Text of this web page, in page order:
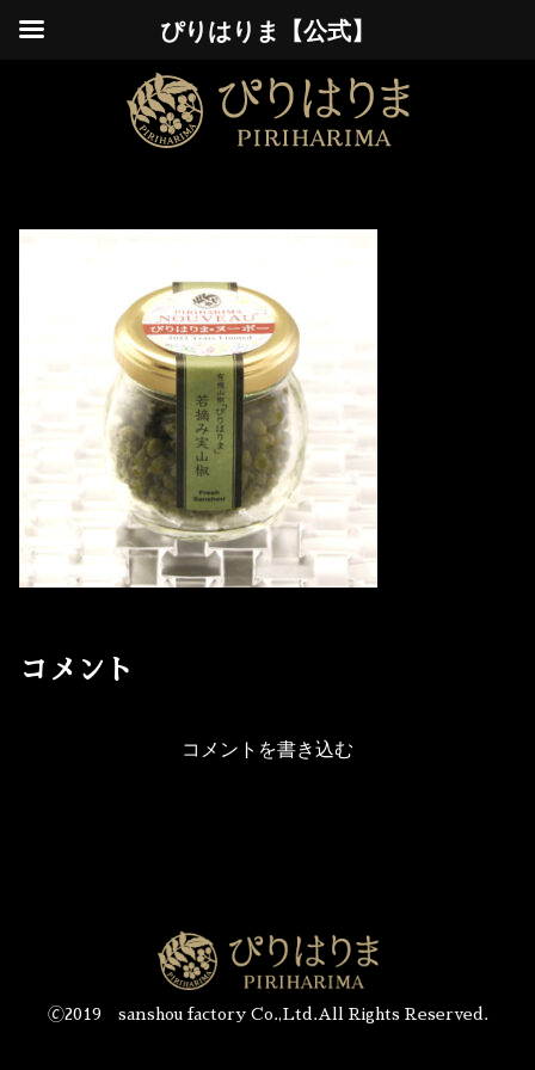
コメント
コメントを書き込む
🄫2019 sanshou factory Co.,Ltd.All Rights Reserved.
ぴりはりま【公式】